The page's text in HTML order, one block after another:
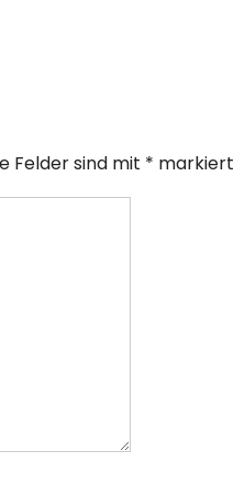
Felder sind mit * markiert